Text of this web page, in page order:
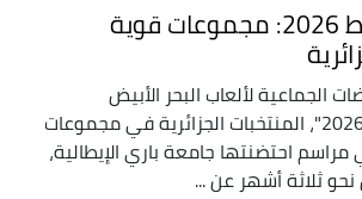
ألعاب المتوسط 2026: مجموعات قوية
الجماعية لألعاب البحر الأبيض
المتوسط "تارانتو 2026"، المنتخبات الجزائرية في مجموعات
احتضنتها جامعة باري الإيطالية،
ثلاثة أشهر عن ...